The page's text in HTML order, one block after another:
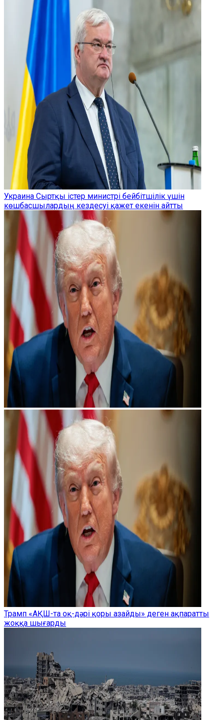
Украина Сыртқы істер министрі бейбітшілік үшін
көшбасшылардың кездесуі қажет екенін айтты
Трамп «АҚШ-та оқ-дәрі қоры азайды» деген ақпаратты
жоққа шығарды